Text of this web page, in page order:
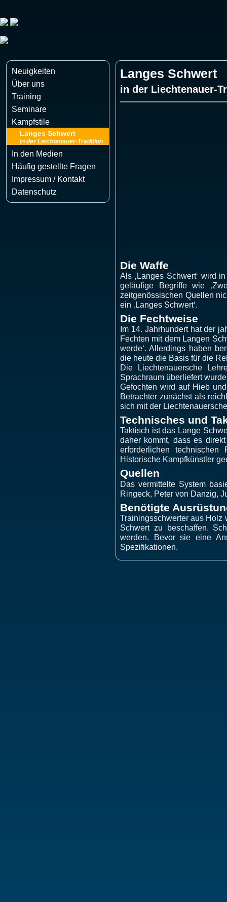
Neuigkeiten
Über uns
Training
Seminare
Kampfstile
Langes Schwert
in der Liechtenauer-Tradition
In den Medien
Häufig gestellte Fragen
Impressum / Kontakt
Datenschutz
Langes Schwert
in der Liechtenauer-
Die Waffe
Als ‚Langes Schwert‘ wird
geläufige Begriffe wie
zeitgenös­sischen Quellen
ein ‚Langes Schwert‘.
Die Fechtweise
Im 14. Jahrhundert hat der
Fechten mit dem Langen
werde‘. Allerdings haben
die heute die Basis für die
Die Liechtenauersche
Sprachraum überliefert
Gefochten wird auf Hieb
Betrachter zunächst als
sich mit der
Technisches und
Taktisch ist das Lange
daher kommt, dass es
erforderlichen
Historische Kampfkünstler
Quellen
Das vermittelte System
Ringeck, Peter von Danzig,
Benötigte
Trainingsschwerter aus Holz
Schwert zu beschaffen.
werden. Bevor sie eine
Spezifikationen.